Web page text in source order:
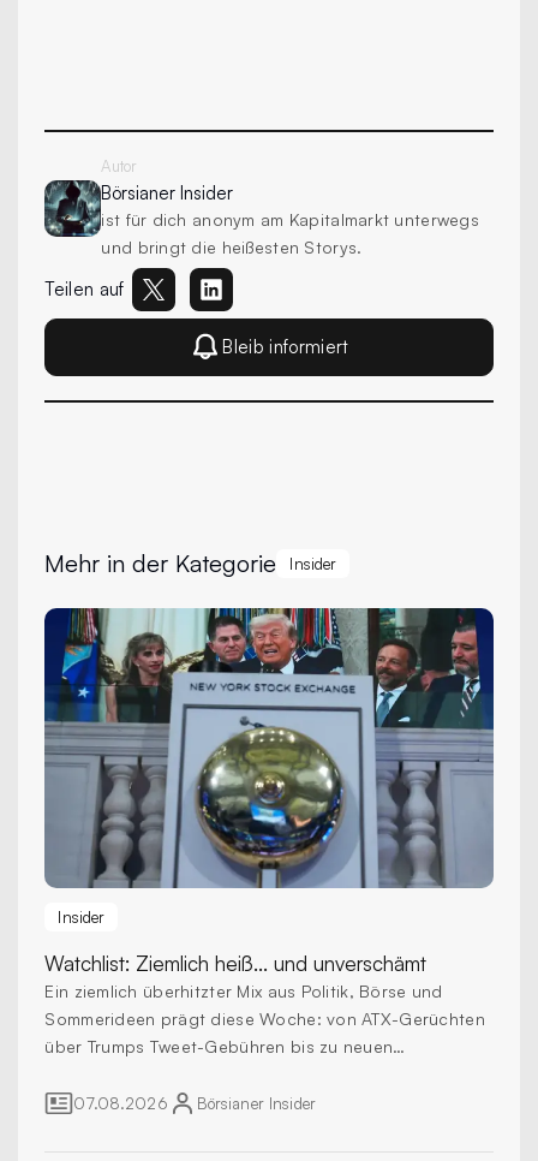
Autor
Börsianer Insider
ist für dich anonym am Kapitalmarkt unterwegs
und bringt die heißesten Storys.
Teilen auf
Bleib informiert
Mehr in der Kategorie Insider
Insider
Watchlist: Ziemlich heiß... und unverschämt
Ein ziemlich überhitzter Mix aus Politik, Börse und
Sommerideen prägt diese Woche: von ATX-Gerüchten
über Trumps Tweet-Gebühren bis zu neuen
07.08.2026 Börsianer Insider